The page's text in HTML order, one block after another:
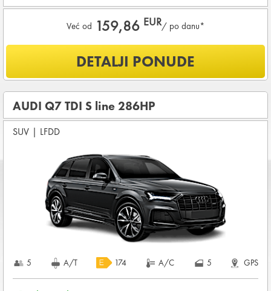
Već od 159,86 EUR/ po danu*
Šta je uključeno u ponudu?
OSNOVNI PAKET OSIGURANJA od štete (CDW) i krađe
(THW)
Vozilo proizvedeno 2024
Koji su osnovni uslovi za najam vozila?
Starost vozača između28 - 80godina
DEPOZIT NA KREDITNOJ KARTICI u iznosu od
4.800,00 EUR+ iznosa najma
Za ovu grupu vozila potrebne su DVE KREDITNE KARTICE
KOMPLETNI USLOVI NAJMA
DETALJI PONUDE
AUDI Q7 TDI S line 286HP
SUV | LFDD
5 A/T 174 A/C 5 GPS